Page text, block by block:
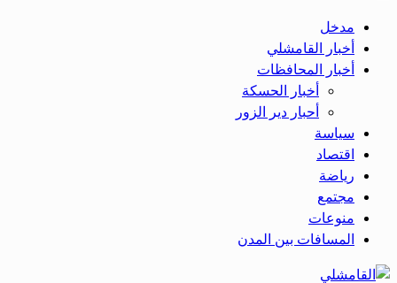
مدخل
أخبار القامشلي
أخبار المحافظات
أخبار الحسكة
أحبار دير الزور
سياسة
اقتصاد
رياضة
مجتمع
منوعات
المسافات بين المدن